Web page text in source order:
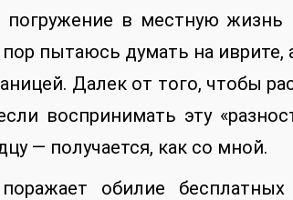
погружение в местную жизнь
пор пытаюсь думать на
Далек от того, чтобы
воспринимать эту
— получается, как со мной.
обилие